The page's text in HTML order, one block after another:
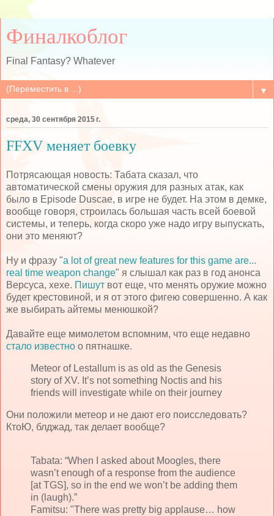
Финалкоблог
Final Fantasy? Whatever
▼
среда, 30 сентября 2015 г.
FFXV меняет боевку
Потрясающая новость: Табата сказал, что
автоматической смены оружия для разных атак, как
было в Episode Duscae, в игре не будет. На этом в демке,
вообще говоря, строилась большая часть всей боевой
системы, и теперь, когда скоро уже надо игру выпускать,
они это меняют?
Ну и фразу "a lot of great new features for this game are...
real time weapon change" я слышал как раз в год анонса
Версуса, хехе. Пишут вот еще, что менять оружие можно
будет крестовиной, и я от этого фигею совершенно. А как
же выбирать айтемы менюшкой?
Давайте еще мимолетом вспомним, что еще недавно
стало известно о пятнашке.
Meteor of Lestallum is as old as the Genesis
story of XV. It’s not something Noctis and his
friends will investigate while on their journey
Они положили метеор и не дают его поисследовать?
КтоЮ, блджад, так делает вообще?
Tabata: “When I asked about Moogles, there
wasn’t enough of a response from the audience
[at TGS], so in the end we won’t be adding them
in (laugh).”
Famitsu: "There was pretty big applause… how